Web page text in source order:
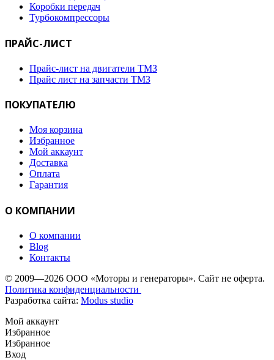
Коробки передач
Турбокомпрессоры
ПРАЙС-ЛИСТ
Прайс-лист на двигатели ТМЗ
Прайс лист на запчасти ТМЗ
ПОКУПАТЕЛЮ
Моя корзина
Избранное
Мой аккаунт
Доставка
Оплата
Гарантия
О КОМПАНИИ
О компании
Blog
Контакты
© 2009—2026 ООО «Моторы и генераторы». Сайт не оферта.
Политика конфиденциальности
Разработка сайта: Modus studio
Мой аккаунт
Избранное
Избранное
Вход